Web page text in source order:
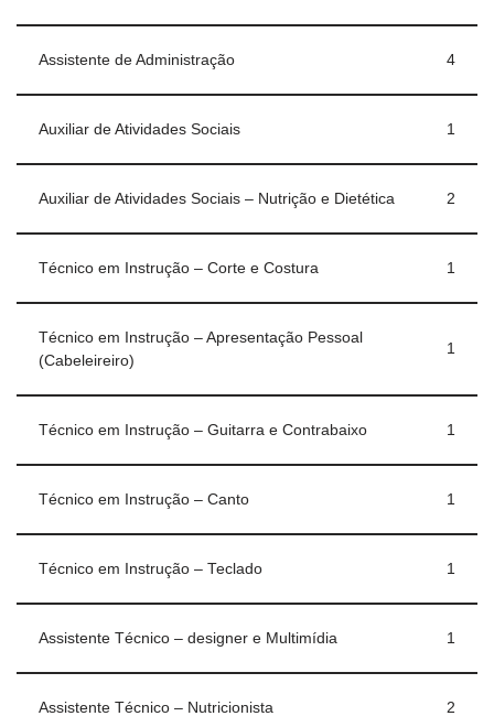
Assistente de Administração 4
Auxiliar de Atividades Sociais 1
Auxiliar de Atividades Sociais – Nutrição e Dietética 2
Técnico em Instrução – Corte e Costura 1
Técnico em Instrução – Apresentação Pessoal
(Cabeleireiro)
1
Técnico em Instrução – Guitarra e Contrabaixo 1
Técnico em Instrução – Canto 1
Técnico em Instrução – Teclado 1
Assistente Técnico – designer e Multimídia 1
Assistente Técnico – Nutricionista 2